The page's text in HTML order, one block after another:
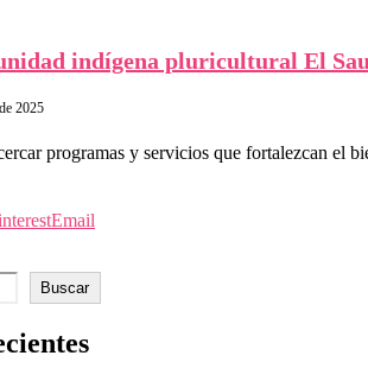
indígena pluricultural El
2025
programas y servicios que fortalezcan el
Email
Buscar